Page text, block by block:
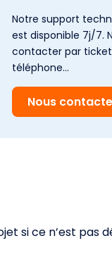
Notre support
est disponible 7j/7.
contacter par
téléphone…
Nous
si ce n’est pas